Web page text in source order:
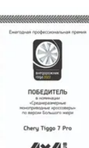
CHERY REMOTE
CHERY И СПОРТ
НАШИ